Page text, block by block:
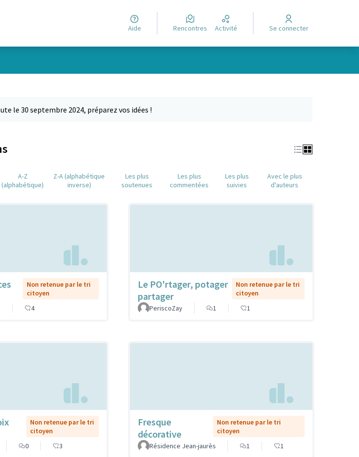
Aide Rencontres Activité Se connecter
le 30 septembre 2024, préparez vos idées !
A-Z
(alphabétique)
Z-A (alphabétique
inverse)
Les plus
soutenues
Les plus
commentées
Les plus
suivies
Avec le plus
d'auteurs
Non retenue par le tri
citoyen
4
Le PO'rtager, potager
partager
Non retenue par le tri
citoyen
PeriscoZay
1 1
Non retenue par le tri
citoyen
0 3
Fresque
décorative
Non retenue par le tri
citoyen
Résidence Jean-jaurès
1 1